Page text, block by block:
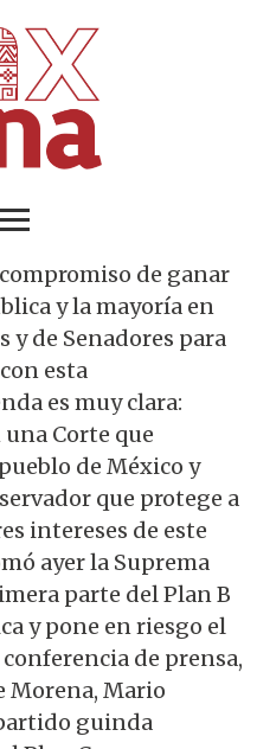
de ganar
y la mayoría en
y de Senadores para
esta
es muy clara:
Corte que
de México y
que protege a
intereses de este
ayer la Suprema
parte del Plan B
y pone en riesgo el
de prensa,
Morena, Mario
guinda